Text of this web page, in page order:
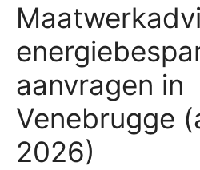
aanvragen in
Venebrugge
2026)